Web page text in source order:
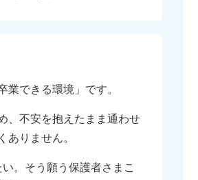
できる環境」です。
、不安を抱えたまま通わせ
ありません。
。そう願う保護者さまこ